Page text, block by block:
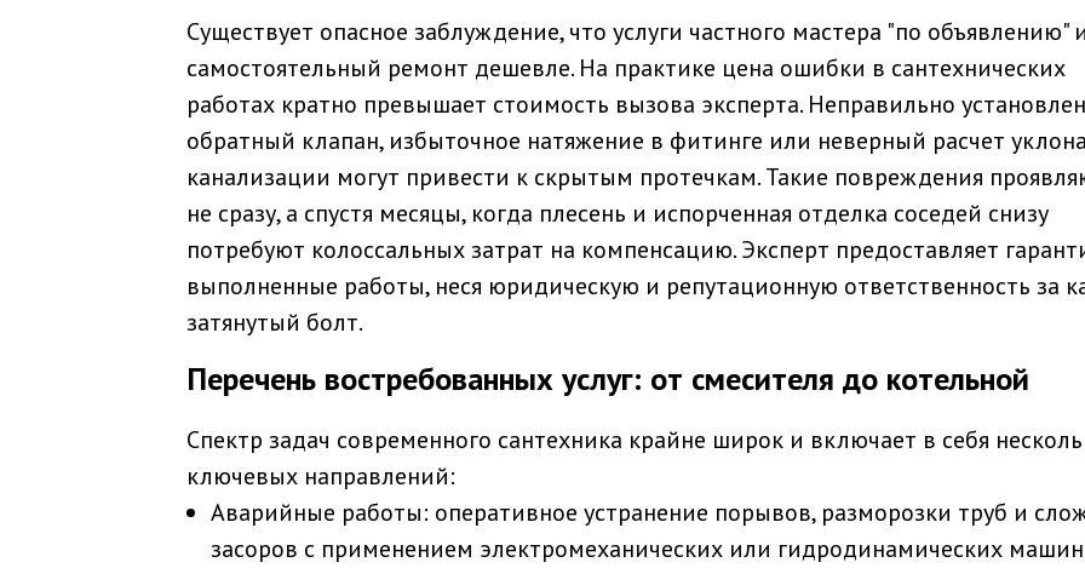
Существует опасное заблуждение, что услуги частного мастера "по объявлению"
самостоятельный ремонт дешевле. На практике цена ошибки в сантехнических
работах кратно превышает стоимость вызова эксперта. Неправильно
обратный клапан, избыточное натяжение в фитинге или неверный расчет уклона
канализации могут привести к скрытым протечкам. Такие повреждения
не сразу, а спустя месяцы, когда плесень и испорченная отделка соседей снизу
потребуют колоссальных затрат на компенсацию. Эксперт предоставляет
выполненные работы, неся юридическую и репутационную ответственность за
затянутый болт.
Перечень востребованных услуг: от смесителя до котельной
Спектр задач современного сантехника крайне широк и включает в себя
ключевых направлений:
Аварийные работы: оперативное устранение порывов, разморозки труб и
засоров с применением электромеханических или гидродинамических